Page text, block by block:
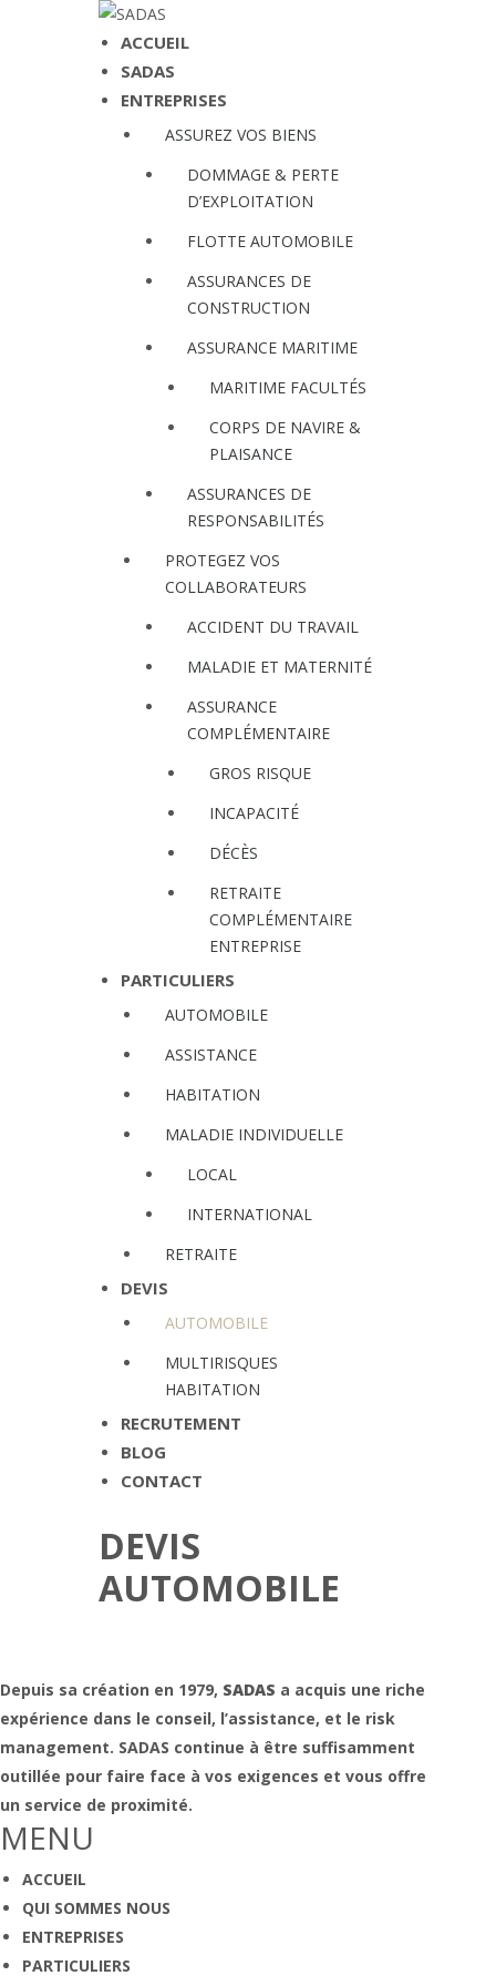
ACCUEIL
SADAS
ENTREPRISES
ASSUREZ VOS BIENS
DOMMAGE & PERTE
D’EXPLOITATION
FLOTTE AUTOMOBILE
ASSURANCES DE
CONSTRUCTION
ASSURANCE MARITIME
MARITIME FACULTÉS
CORPS DE NAVIRE &
PLAISANCE
ASSURANCES DE
RESPONSABILITÉS
PROTEGEZ VOS
COLLABORATEURS
ACCIDENT DU TRAVAIL
MALADIE ET MATERNITÉ
ASSURANCE
COMPLÉMENTAIRE
GROS RISQUE
INCAPACITÉ
DÉCÈS
RETRAITE
COMPLÉMENTAIRE
ENTREPRISE
PARTICULIERS
AUTOMOBILE
ASSISTANCE
HABITATION
MALADIE INDIVIDUELLE
LOCAL
INTERNATIONAL
RETRAITE
DEVIS
AUTOMOBILE
MULTIRISQUES
HABITATION
RECRUTEMENT
BLOG
CONTACT
DEVIS
AUTOMOBILE
Depuis sa création en 1979, SADAS a acquis une riche
expérience dans le conseil, l’assistance, et le risk
management. SADAS continue à être suffisamment
outillée pour faire face à vos exigences et vous offre
un service de proximité.
MENU
ACCUEIL
QUI SOMMES NOUS
ENTREPRISES
PARTICULIERS